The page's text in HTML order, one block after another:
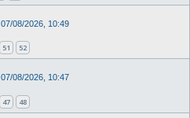
07/08/2026, 10:49
51 52
07/08/2026, 10:47
47 48